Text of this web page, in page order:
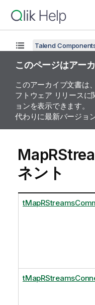
Talend
このページはアー
このアーカイブ文書は
フトウェア リリースに
ョンを表示できます。
代わりに最新バージョ
ネント